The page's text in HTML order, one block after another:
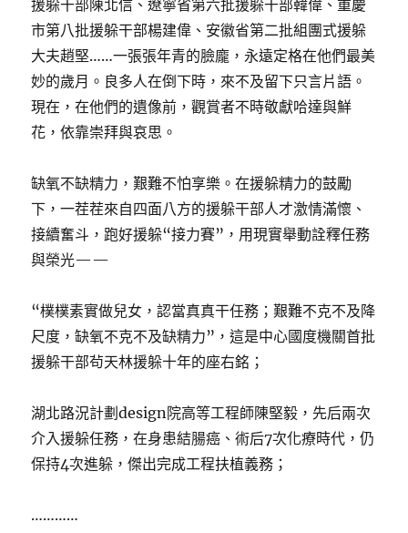
援躲干部陳北信、遼寧省第六批援躲干部韓偉、重慶
市第八批援躲干部楊建偉、安徽省第二批組團式援躲
大夫趙堅……一張張年青的臉龐，永遠定格在他們最美
妙的歲月。良多人在倒下時，來不及留下只言片語。
現在，在他們的遺像前，觀賞者不時敬獻哈達與鮮
花，依靠崇拜與哀思。
缺氧不缺精力，艱難不怕享樂。在援躲精力的鼓勵
下，一茬茬來自四面八方的援躲干部人才激情滿懷、
接續奮斗，跑好援躲“接力賽”，用現實舉動詮釋任務
與榮光——
“樸樸素實做兒女，認當真真干任務；艱難不克不及降
尺度，缺氧不克不及缺精力”，這是中心國度機關首批
援躲干部茍天林援躲十年的座右銘；
湖北路況計劃design院高等工程師陳堅毅，先后兩次
介入援躲任務，在身患結腸癌、術后7次化療時代，仍
保持4次進躲，傑出完成工程扶植義務；
…………